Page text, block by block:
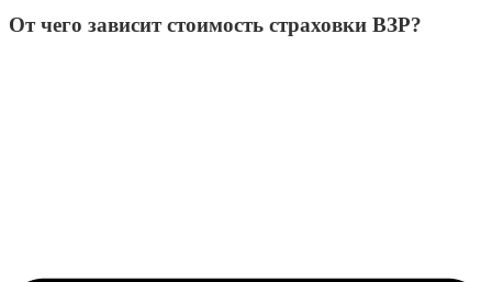
От чего зависит стоимость страховки ВЗР?